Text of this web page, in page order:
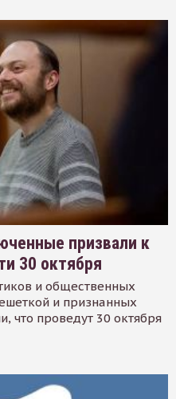
призвали к
30 октября
и общественных
и признанных
что проведут 30 октября